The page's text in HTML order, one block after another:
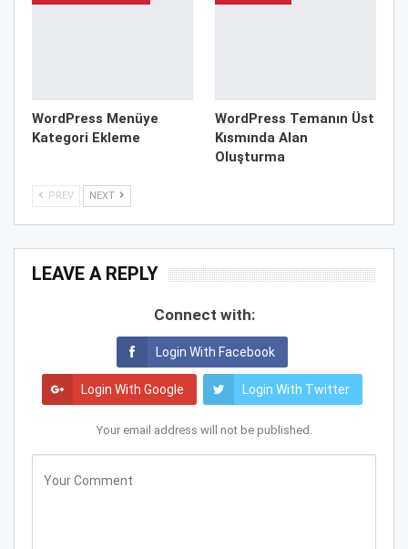
WordPress Menüye
Kategori Ekleme
WordPress Temanın Üst
Kısmında Alan
Oluşturma
PREV NEXT
LEAVE A REPLY
Connect with:
Login With Facebook
Login With Google Login With Twitter
Your email address will not be published.